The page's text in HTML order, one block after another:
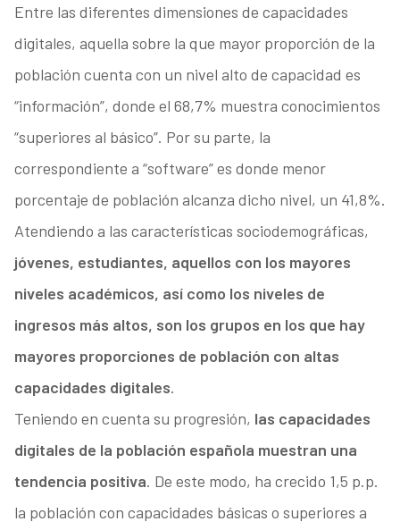
Entre las diferentes dimensiones de capacidades
digitales, aquella sobre la que mayor proporción de la
población cuenta con un nivel alto de capacidad es
“información”, donde el 68,7% muestra conocimientos
“superiores al básico”. Por su parte, la
correspondiente a “software” es donde menor
porcentaje de población alcanza dicho nivel, un 41,8%.
Atendiendo a las características sociodemográficas,
jóvenes, estudiantes, aquellos con los mayores
niveles académicos, así como los niveles de
ingresos más altos, son los grupos en los que hay
mayores proporciones de población con altas
capacidades digitales.
Teniendo en cuenta su progresión, las capacidades
digitales de la población española muestran una
tendencia positiva. De este modo, ha crecido 1,5 p.p.
la población con capacidades básicas o superiores a